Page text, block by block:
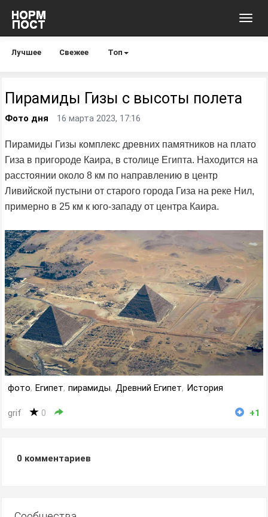
Лучшее Свежее Топ
Пирамиды Гизы с высоты полета
Фото дня 16 марта 2023, 17:16
Пирамиды Гизы комплекс древних памятников на плато
Гиза в пригороде Каира, в столице Египта. Находится на
расстоянии около 8 км по направлению в центр
Ливийской пустыни от старого города Гиза на реке Нил,
примерно в 25 км к юго-западу от центра Каира.
фото, Египет, пирамиды, Древний Египет, История
grif 0 +1
0 комментариев